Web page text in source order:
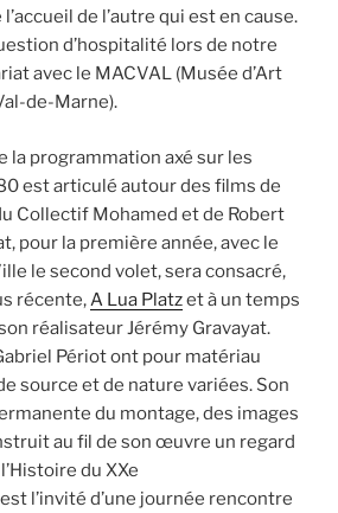
de l’autre qui est en cause.
d’hospitalité lors de notre
avec le MACVAL (Musée d’Art
de-Marne).
la programmation axé sur les
est articulé autour des films de
Collectif Mohamed et de Robert
pour la première année, avec le
le second volet, sera consacré,
récente, A Lua Platzet à un temps
réalisateur Jérémy Gravayat.
Périot ont pour matériau
source et de nature variées. Son
du montage, des images
au fil de son œuvre un regard
du XXe
l’invité d’une journée rencontre